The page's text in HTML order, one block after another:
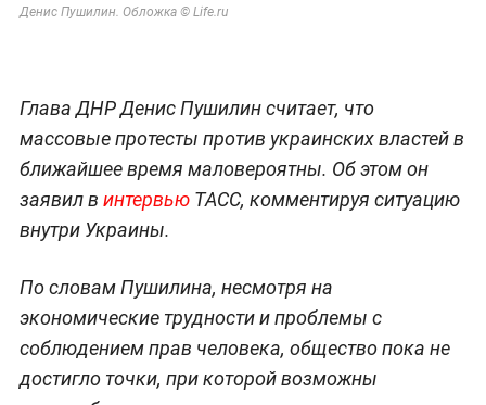
Денис Пушилин. Обложка © Life.ru
Глава ДНР Денис Пушилин считает, что
массовые протесты против украинских властей в
ближайшее время маловероятны. Об этом он
заявил в интервью ТАСС, комментируя ситуацию
внутри Украины.
По словам Пушилина, несмотря на
экономические трудности и проблемы с
соблюдением прав человека, общество пока не
достигло точки, при которой возможны